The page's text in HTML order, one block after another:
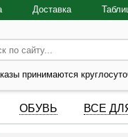
Доставка
принимаются
ОБУВЬ ВСЕ